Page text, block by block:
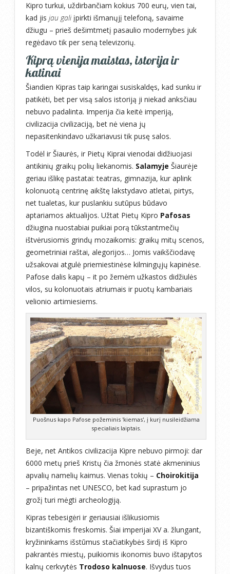
Kipro turkui, uždirbančiam kokius 700 eurų, vien tai,
kad jis jau galiįpirkti išmanųjį telefoną, savaime
džiugu – prieš dešimtmetį pasaulio modernybes juk
regėdavo tik per seną televizorių.
Kiprą vienija maistas, istorija ir
katinai
Šiandien Kipras taip karingai susiskaldęs, kad sunku ir
patikėti, bet per visą salos istoriją ji niekad anksčiau
nebuvo padalinta. Imperija čia keitė imperiją,
civilizacija civilizaciją, bet nė viena jų
nepasitenkindavo užkariavusi tik pusę salos.
Todėl ir Šiaurės, ir Pietų Kiprai vienodai didžiuojasi
antikinių graikų polių liekanomis. Salamyje Šiaurėje
geriau išlikę pastatai: teatras, gimnazija, kur aplink
kolonuotą centrinę aikštę lakstydavo atletai, pirtys,
net tualetas, kur puslankiu sutūpus būdavo
aptariamos aktualijos. Užtat Pietų Kipro Pafosas
džiugina nuostabiai puikiai porą tūkstantmečių
ištvėrusiomis grindų mozaikomis: graikų mitų scenos,
geometriniai raštai, alegorijos… Jomis vaikščiodavę
užsakovai atgulė priemiestinėse kilmingųjų kapinėse.
Pafose dalis kapų – it po žemėm užkastos didžiulės
vilos, su kolonuotais atriumais ir puotų kambariais
velionio artimiesiems.
Puošnus kapo Pafose požeminis 'kiemas', į kurį nusileidžiama
specialiais laiptais.
Beje, net Antikos civilizacija Kipre nebuvo pirmoji: dar
6000 metų prieš Kristų čia žmonės statė akmeninius
apvalių namelių kaimus. Vienas tokių – Choirokitija
– pripažintas net UNESCO, bet kad suprastum jo
grožį turi mėgti archeologiją.
Kipras tebesigėri ir geriausiai išlikusiomis
bizantiškomis freskomis. Šiai imperijai XV a. žlungant,
kryžininkams išstūmus stačiatikybės širdį iš Kipro
pakrantės miestų, puikiomis ikonomis buvo ištapytos
kalnų cerkvytės Trodoso kalnuose. Išvydus tuos